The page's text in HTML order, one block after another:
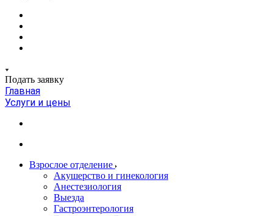
Подать заявку
Главная
Услуги и цены
Взрослое отделение
Акушерство и гинекология
Анестезиология
Выезда
Гастроэнтерология